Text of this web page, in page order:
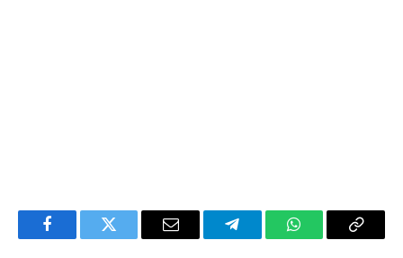
FacebookTwitter Email TelegramWhatsAppCopy